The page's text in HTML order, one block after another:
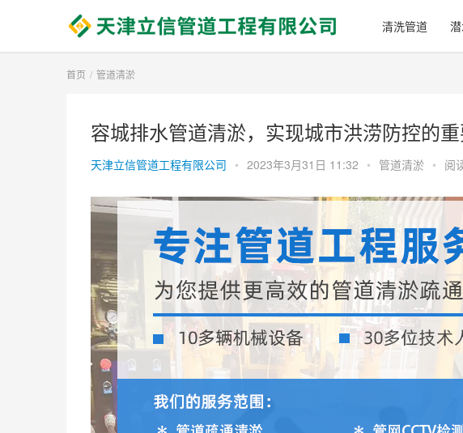
清洗管道
首页 管道清淤
容城排水管道清淤，实现城市洪涝防控的
天津立信管道工程有限公司 • 2023年3月31日 11:32 • 管道清淤 • 阅